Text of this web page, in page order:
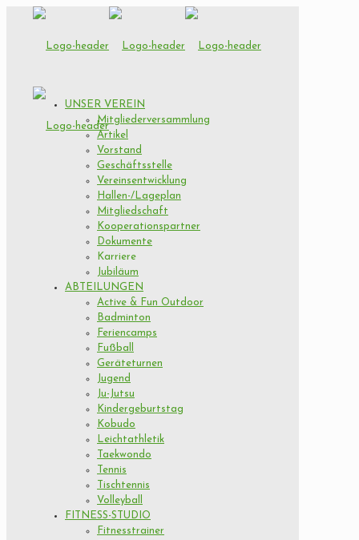
UNSER VEREIN
Mitgliederversammlung
Artikel
Vorstand
Geschäftsstelle
Vereinsentwicklung
Hallen-/Lageplan
Mitgliedschaft
Kooperationspartner
Dokumente
Karriere
Jubiläum
ABTEILUNGEN
Active & Fun Outdoor
Badminton
Feriencamps
Fußball
Geräteturnen
Jugend
Ju-Jutsu
Kindergeburtstag
Kobudo
Leichtathletik
Taekwondo
Tennis
Tischtennis
Volleyball
FITNESS-STUDIO
Fitnesstrainer